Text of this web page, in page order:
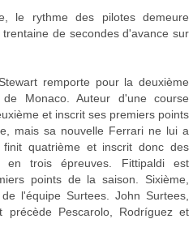
le rythme des pilotes demeure
de secondes d'avance sur
remporte pour la deuxième
Monaco. Auteur d'une course
et inscrit ses premiers points
mais sa nouvelle Ferrari ne lui a
quatrième et inscrit donc des
trois épreuves. Fittipaldi est
points de la saison. Sixième,
l'équipe Surtees. John Surtees,
précède Pescarolo, Rodríguez et